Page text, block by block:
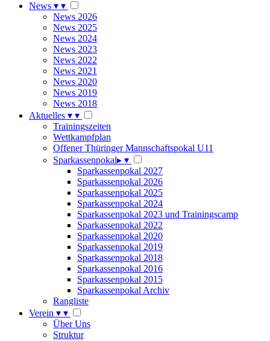
News ▾ ▾
News 2026
News 2025
News 2024
News 2023
News 2022
News 2021
News 2020
News 2019
News 2018
Aktuelles ▾ ▾
Trainingszeiten
Wettkampfplan
Offener Thüringer Mannschaftspokal U11
Sparkassenpokal▸ ▾
Sparkassenpokal 2027
Sparkassenpokal 2026
Sparkassenpokal 2025
Sparkassenpokal 2024
Sparkassenpokal 2023 und Trainingscamp
Sparkassenpokal 2022
Sparkassenpokal 2020
Sparkassenpokal 2019
Sparkassenpokal 2018
Sparkassenpokal 2016
Sparkassenpokal 2015
Sparkassenpokal Archiv
Rangliste
Verein ▾ ▾
Über Uns
Struktur